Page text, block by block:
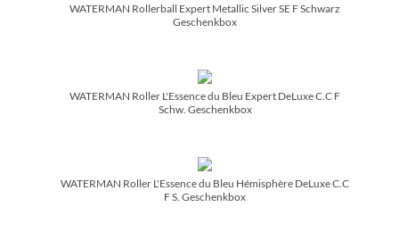
WATERMAN Rollerball Expert Metallic Silver SE F Schwarz
Geschenkbox
WATERMAN Roller L'Essence du Bleu Expert DeLuxe C.C F
Schw. Geschenkbox
WATERMAN Roller L'Essence du Bleu Hémisphère DeLuxe C.C
F S. Geschenkbox